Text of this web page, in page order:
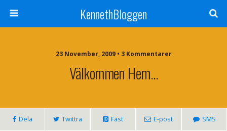
KennethBloggen
23 November, 2009 • 3 Kommentarer
Välkommen Hem…
Dela Twittra Fäst E-post SMS